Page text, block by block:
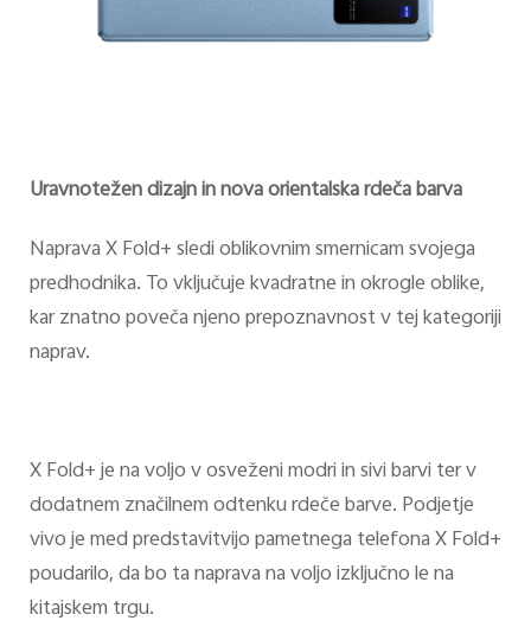
Uravnotežen dizajn in nova orientalska rdeča barva
Naprava X Fold+ sledi oblikovnim smernicam svojega
predhodnika. To vključuje kvadratne in okrogle oblike,
kar znatno poveča njeno prepoznavnost v tej kategoriji
naprav.
X Fold+ je na voljo v osveženi modri in sivi barvi ter v
dodatnem značilnem odtenku rdeče barve. Podjetje
vivo je med predstavitvijo pametnega telefona X Fold+
poudarilo, da bo ta naprava na voljo izključno le na
kitajskem trgu.